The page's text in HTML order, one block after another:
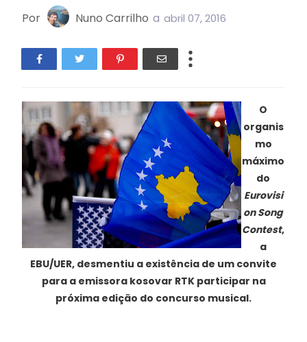
Por Nuno Carrilho a abril 07, 2016
O
organis
mo
máximo
do
Eurovisi
on Song
Contest,
a
EBU/UER, desmentiu a existência de um convite
para a emissora kosovar RTK participar na
próxima edição do concurso musical.